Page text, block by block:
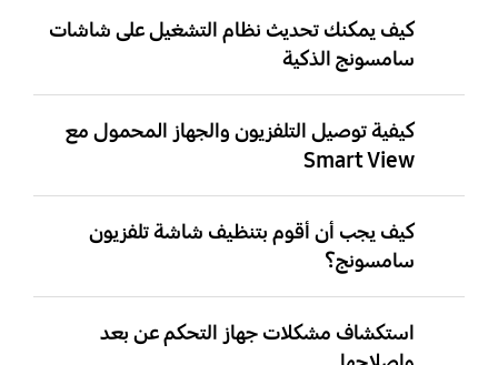
كيف يمكنك تحديث نظام التشغيل على شاشات
سامسونج الذكية
كيفية توصيل التلفزيون والجهاز المحمول مع
Smart View
كيف يجب أن أقوم بتنظيف شاشة تلفزيون
سامسونج؟
استكشاف مشكلات جهاز التحكم عن بعد